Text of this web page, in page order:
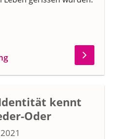
kennt
Oder